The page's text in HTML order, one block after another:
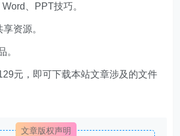
、PPT技巧。
资源。
。
元，即可下载本站文章涉及的文件
文章版权声明